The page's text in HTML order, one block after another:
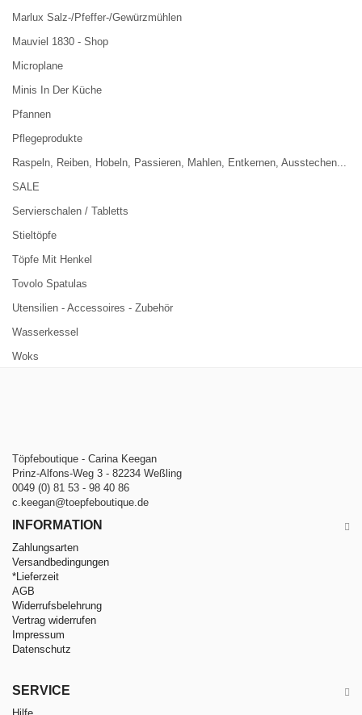
Marlux Salz-/Pfeffer-/Gewürzmühlen
Mauviel 1830 - Shop
Microplane
Minis In Der Küche
Pfannen
Pflegeprodukte
Raspeln, Reiben, Hobeln, Passieren, Mahlen, Entkernen, Ausstechen...
SALE
Servierschalen / Tabletts
Stieltöpfe
Töpfe Mit Henkel
Tovolo Spatulas
Utensilien - Accessoires - Zubehör
Wasserkessel
Woks
Töpfeboutique - Carina Keegan
Prinz-Alfons-Weg 3 - 82234 Weßling
0049 (0) 81 53 - 98 40 86
c.keegan@toepfeboutique.de
INFORMATION
Zahlungsarten
Versandbedingungen
*Lieferzeit
AGB
Widerrufsbelehrung
Vertrag widerrufen
Impressum
Datenschutz
SERVICE